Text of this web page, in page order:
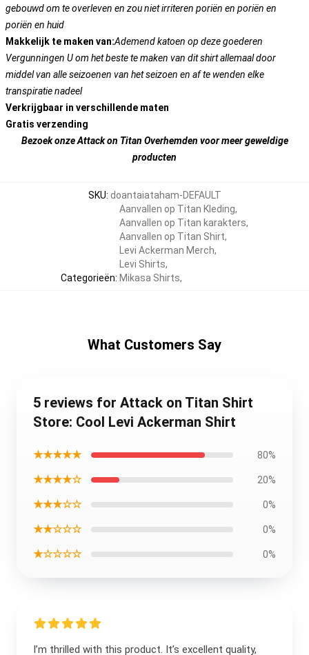
gebouwd om te overleven en zou niet irriteren poriën en poriën en
poriën en huid
Makkelijk te maken van:Ademend katoen op deze goederen
Vergunningen U om het beste te maken van dit shirt allemaal door
middel van alle seizoenen van het seizoen en af te wenden elke
transpiratie nadeel
Verkrijgbaar in verschillende maten
Gratis verzending
Bezoek onze Attack on Titan Overhemden voor meer geweldige
producten
SKU: doantaiataham-DEFAULT
Categorieën:
Aanvallen op Titan Kleding,
Aanvallen op Titan karakters,
Aanvallen op Titan Shirt,
Levi Ackerman Merch,
Levi Shirts,
Mikasa Shirts,
What Customers Say
5 reviews for Attack on Titan Shirt
Store: Cool Levi Ackerman Shirt
★★★★★ 80%
★★★★☆ 20%
★★★☆☆ 0%
★★☆☆☆ 0%
★☆☆☆☆ 0%
I’m thrilled with this product. It’s excellent quality,